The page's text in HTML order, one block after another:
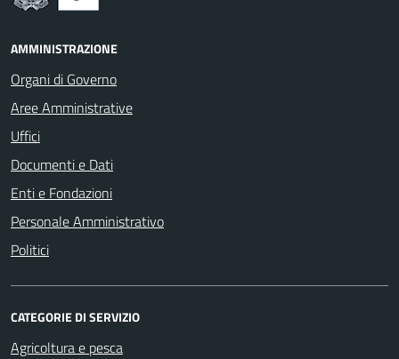
AMMINISTRAZIONE
Organi di Governo
Aree Amministrative
Uffici
Documenti e Dati
Enti e Fondazioni
Personale Amministrativo
Politici
CATEGORIE DI SERVIZIO
Agricoltura e pesca